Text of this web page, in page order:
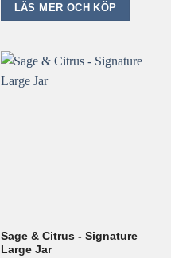
LÄS MER OCH KÖP
Sage & Citrus - Signature
Large Jar